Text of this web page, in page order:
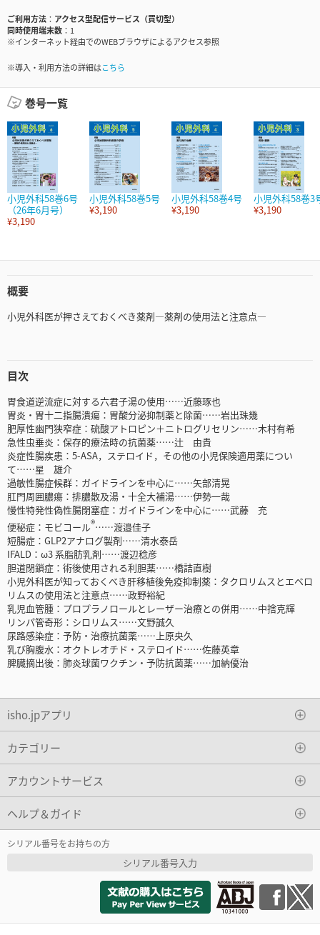
ご利用方法
アクセス型配信サービス（買切型）
同時使用端末数
1
※インターネット経由でのWEBブラウザによるアクセス参照
※導入・利用方法の詳細はこちら
巻号一覧
小児外科58巻6号
（26年6月号）
¥3,190
小児外科58巻5号
¥3,190
小児外科58巻4号
¥3,190
小児外科58巻3
¥3,190
概要
小児外科医が押さえておくべき薬剤―薬剤の使用法と注意点―
目次
胃食道逆流症に対する六君子湯の使用……近藤琢也
胃炎・胃十二指腸潰瘍：胃酸分泌抑制薬と除菌……岩出珠幾
肥厚性幽門狭窄症：硫酸アトロピン＋ニトログリセリン……木村有希
急性虫垂炎：保存的療法時の抗菌薬……辻 由貴
炎症性腸疾患：5-ASA，ステロイド，その他の小児保険適用薬につい
て……星 雄介
過敏性腸症候群：ガイドラインを中心に……矢部清晃
肛門周囲膿瘍：排膿散及湯・十全大補湯……伊勢一哉
慢性特発性偽性腸閉塞症：ガイドラインを中心に……武藤 充
便秘症：モビコール®……渡邉佳子
短腸症：GLP2アナログ製剤……清水泰岳
IFALD：ω3 系脂肪乳剤……渡辺稔彦
胆道閉鎖症：術後使用される利胆薬……橋詰直樹
小児外科医が知っておくべき肝移植後免疫抑制薬：タクロリムスとエベロ
リムスの使用法と注意点……政野裕紀
乳児血管腫：プロプラノロールとレーザー治療との併用……中捨克輝
リンパ管奇形：シロリムス……文野誠久
尿路感染症：予防・治療抗菌薬……上原央久
乳び胸腹水：オクトレオチド・ステロイド……佐藤英章
脾臓摘出後：肺炎球菌ワクチン・予防抗菌薬……加納優治
isho.jpアプリ
カテゴリー
アカウントサービス
ヘルプ＆ガイド
シリアル番号をお持ちの方
シリアル番号入力